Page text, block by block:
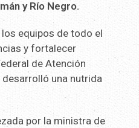
y Río Negro.
equipos de todo el
y fortalecer
de Atención
desarrolló una nutrida
por la ministra de